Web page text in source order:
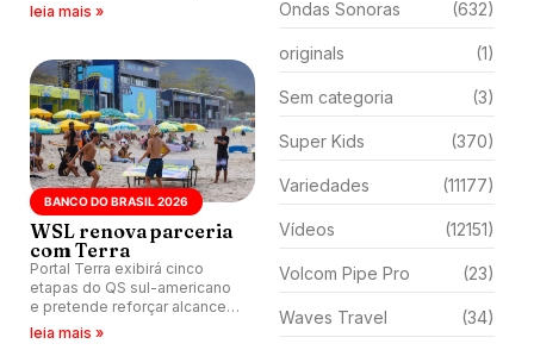
retorno do CT em Bells Beach
leia mais »
BANCO DO BRASIL 2026
WSL renova parceria
com Terra
Portal Terra exibirá cinco
etapas do QS sul-americano
e pretende reforçar alcance
digital do surfe brasileiro, que
leia mais »
Ondas Sonoras (632)
originals (1)
Sem categoria (3)
Super Kids (370)
Variedades (11177)
Vídeos (12151)
Volcom Pipe Pro (23)
Waves Travel (34)